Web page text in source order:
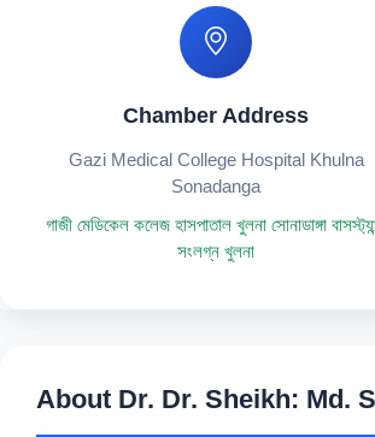
Chamber Address
Gazi Medical College Hospital Khulna
Sonadanga
গাজী মেডিকেল কলেজ হাসপাতাল খুলনা সোনাডাঙ্গা
সংলগ্ন খুলনা
About Dr. Dr. Sheikh: Md.